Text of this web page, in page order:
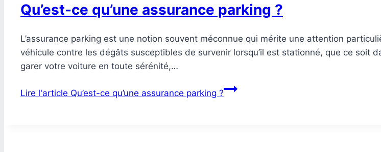
Qu’est-ce qu’une assurance parking ?
L’assurance parking est une notion souvent méconnue qui mérite une attention
véhicule contre les dégâts susceptibles de survenir lorsqu’il est stationné, que ce soit
garer votre voiture en toute sérénité,…
Lire l'article Qu’est-ce qu’une assurance parking ?